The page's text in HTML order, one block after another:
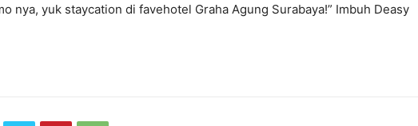
nya, yuk staycation di favehotel Graha Agung Surabaya!” Imbuh Deasy